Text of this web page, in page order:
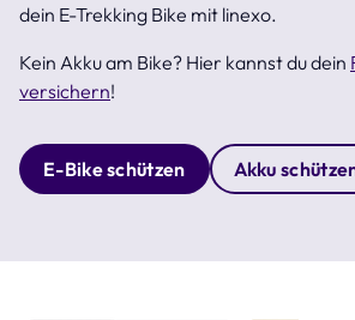
dein E-Trekking Bike mit linexo.
Kein Akku am Bike? Hier kannst du dein
versichern!
E-Bike schützen Akku